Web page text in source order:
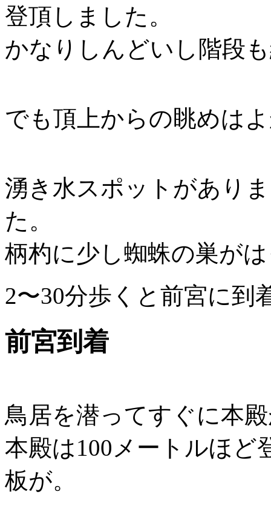
登頂しました。
かなりしんどいし階段
でも頂上からの眺めは
湧き水スポットがあり
た。
柄杓に少し蜘蛛の巣が
2〜30分歩くと前宮に到
前宮到着
鳥居を潜ってすぐに本
本殿は100メートルほど
板が。